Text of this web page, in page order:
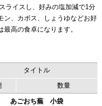
ライスし、好みの塩加減で1分
ン、カボス、しょうゆなどお好
高の食卓になります。
タイトル
数量
あごおち蕪 小袋